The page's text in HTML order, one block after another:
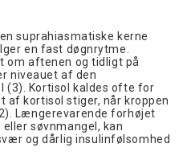
suprahiasmatiske kerne
en fast døgnrytme.
om aftenen og tidligt på
niveauet af den
(3). Kortisol kaldes ofte for
af kortisol stiger, når kroppen
Længerevarende forhøjet
søvnmangel, kan
og dårlig insulinfølsomhed